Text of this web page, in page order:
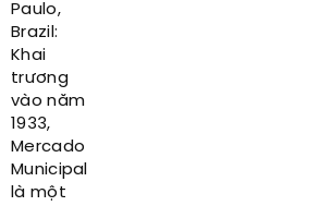
Paulo,
Brazil:
Khai
trương
vào năm
1933,
Mercado
Municipal
là một